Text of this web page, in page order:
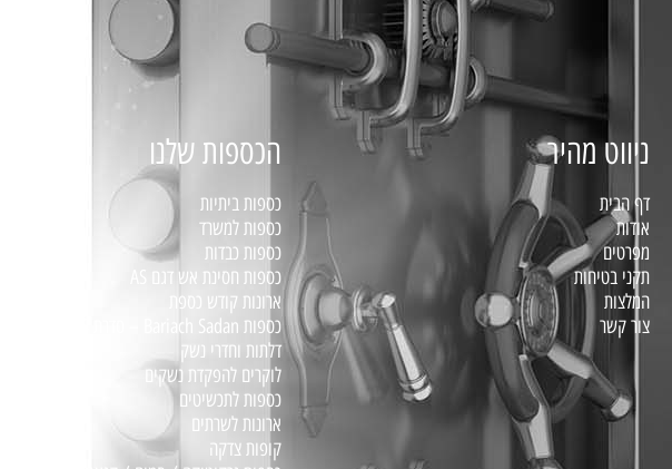
ניווט מהיר
דף הבית
אודות
מפרטים
תקני בטיחות
המלצות
צור קשר
הכספות שלנו
כספות ביתיות
כספות למשרד
כספות כבדות
כספות חסינת אש דגם AS
ארונות קודש כספת
כספות Bariach Sadan – סדרת BS
דלתות וחדרי נשק
לוקרים להפקדת נשקים
כספות לתכשיטים
ארונות לשרתים
קופות צדקה